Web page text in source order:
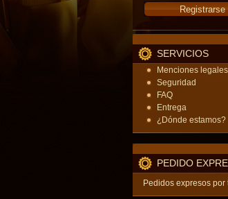
SERVICIOS
Menciones legales
Seguridad
FAQ
Entrega
¿Dónde estamos?
PEDIDO
Pedidos expresos por